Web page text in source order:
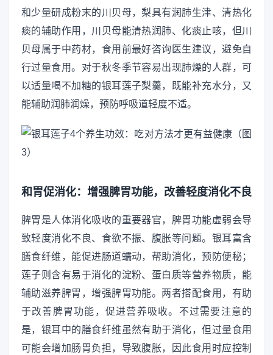
和少量研成粉末的川贝母，梨具有润肺生津、清热化
痰的辅助作用，川贝母能清热润肺、化痰止咳，但川
贝母属于中药材，食用前最好咨询医生建议，避免自
行过量食用。对于秋冬季节容易出现肺燥的人群，可
以适量喝不加糖的银耳莲子梨羹，既能补充水分，又
能辅助润肺润燥，预防呼吸道轻度不适。
和胃促消化：增强脾胃功能，改善轻度消化不良
脾胃是人体消化吸收的重要器官，脾胃功能虚弱会导
致轻度消化不良、食欲不振、腹胀等问题。银耳富含
膳食纤维，能促进肠道蠕动，帮助消化，预防便秘；
莲子则含有易于消化的淀粉、蛋白质等营养物质，能
辅助滋养脾胃，增强脾胃功能。两者搭配食用，有助
于改善脾胃功能，促进营养吸收。不过需要注意的
是，银耳中的膳食纤维虽然有助于消化，但过量食用
可能会增加肠胃负担，导致腹胀，因此食用时应控制